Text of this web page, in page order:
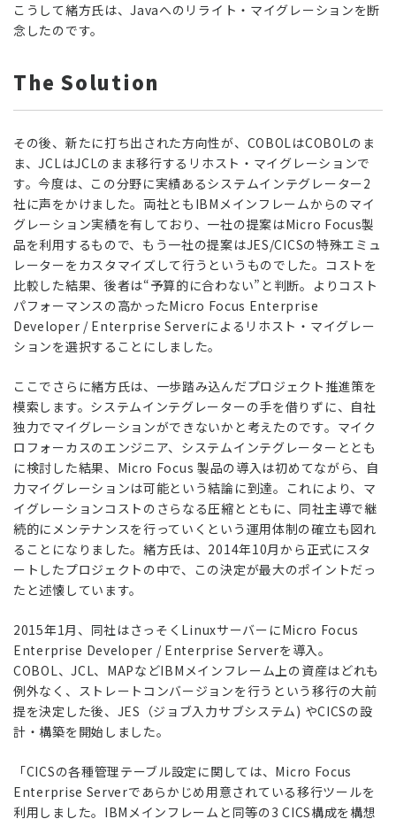
こうして緒方氏は、Javaへのリライト・マイグレーションを断
念したのです。
The Solution
その後、新たに打ち出された方向性が、COBOLはCOBOLのま
ま、JCLはJCLのまま移行するリホスト・マイグレーションで
す。今度は、この分野に実績あるシステムインテグレーター2
社に声をかけました。両社ともIBMメインフレームからのマイ
グレーション実績を有しており、一社の提案はMicro Focus製
品を利用するもので、もう一社の提案はJES/CICSの特殊エミュ
レーターをカスタマイズして行うというものでした。コストを
比較した結果、後者は“予算的に合わない”と判断。よりコスト
パフォーマンスの高かったMicro Focus Enterprise
Developer / Enterprise Serverによるリホスト・マイグレー
ションを選択することにしました。
ここでさらに緒方氏は、一歩踏み込んだプロジェクト推進策を
模索します。システムインテグレーターの手を借りずに、自社
独力でマイグレーションができないかと考えたのです。マイク
ロフォーカスのエンジニア、システムインテグレーターととも
に検討した結果、Micro Focus 製品の導入は初めてながら、自
力マイグレーションは可能という結論に到達。これにより、マ
イグレーションコストのさらなる圧縮とともに、同社主導で継
続的にメンテナンスを行っていくという運用体制の確立も図れ
ることになりました。緒方氏は、2014年10月から正式にスタ
ートしたプロジェクトの中で、この決定が最大のポイントだっ
たと述懐しています。
2015年1月、同社はさっそくLinuxサーバーにMicro Focus
Enterprise Developer / Enterprise Serverを導入。
COBOL、JCL、MAPなどIBMメインフレーム上の資産はどれも
例外なく、ストレートコンバージョンを行うという移行の大前
提を決定した後、JES（ジョブ入力サブシステム) やCICSの設
計・構築を開始しました。
「CICSの各種管理テーブル設定に関しては、Micro Focus
Enterprise Serverであらかじめ用意されている移行ツールを
利用しました。IBMメインフレームと同等の3 CICS構成を構想